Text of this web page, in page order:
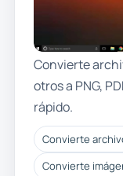
Convierte
otros a PNG,
rápido.
Convierte
Convierte